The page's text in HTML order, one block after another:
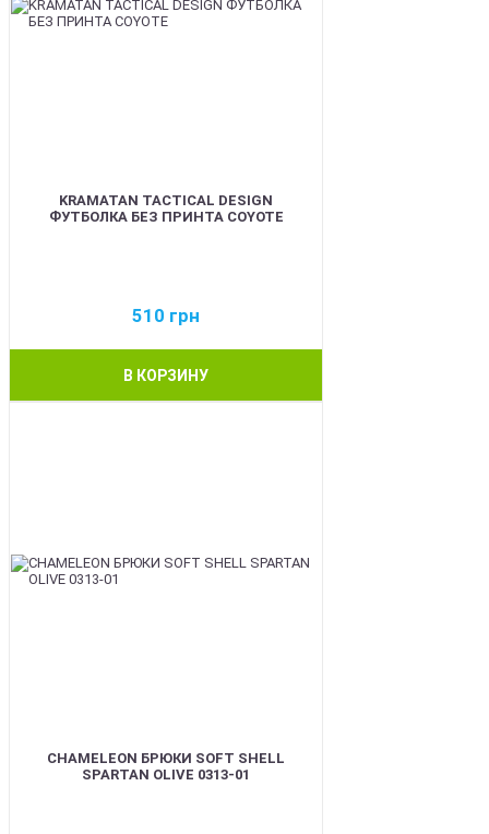
KRAMATAN TACTICAL DESIGN
ФУТБОЛКА БЕЗ ПРИНТА COYOTE
510 грн
В КОРЗИНУ
CHAMELEON БРЮКИ SOFT SHELL
SPARTAN OLIVE 0313-01